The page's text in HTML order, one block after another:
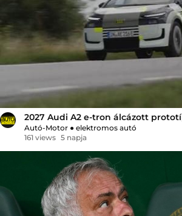
2027 Audi A2 e-tron álcázott
Autó-Motor ● elektromos autó
161 views 5 napja